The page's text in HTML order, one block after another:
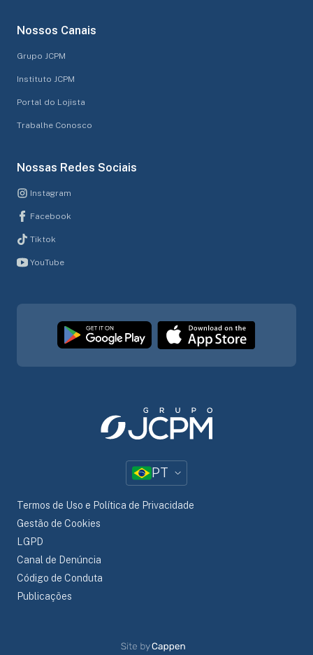
Nossos Canais
Grupo JCPM
Instituto JCPM
Portal do Lojista
Trabalhe Conosco
Nossas Redes Sociais
Instagram
Facebook
Tiktok
YouTube
PT
Termos de Uso e Política de Privacidade
Gestão de Cookies
LGPD
Canal de Denúncia
Código de Conduta
Publicações